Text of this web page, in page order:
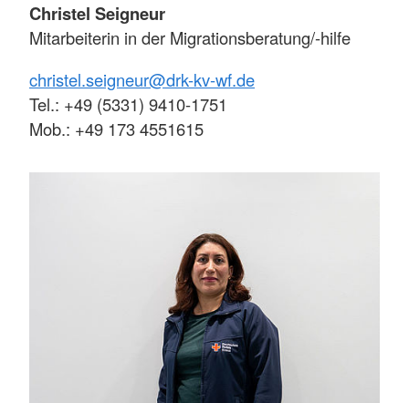
Christel Seigneur
Mitarbeiterin in der Migrationsberatung/-hilfe
christel.seigneur@drk-kv-wf.de
Tel.: +49 (5331) 9410-1751
Mob.: +49 173 4551615